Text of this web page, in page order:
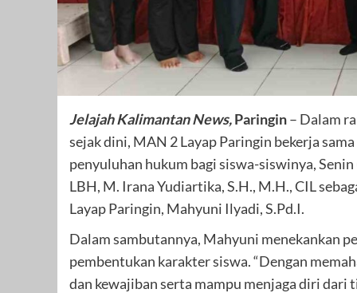
Jelajah Kalimantan News,Paringin– Dalam
sejak dini, MAN 2 Layap Paringin bekerja
penyuluhan hukum bagi siswa-siswinya,
LBH, M. Irana Yudiartika, S.H., M.H., CIL
Layap Paringin, Mahyuni Ilyadi, S.Pd.I.
Dalam sambutannya, Mahyuni menekankan
pembentukan karakter siswa. “Dengan
dan kewajiban serta mampu menjaga diri dari